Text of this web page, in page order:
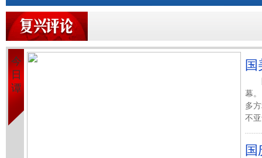
今
日
谭
幕
多
不